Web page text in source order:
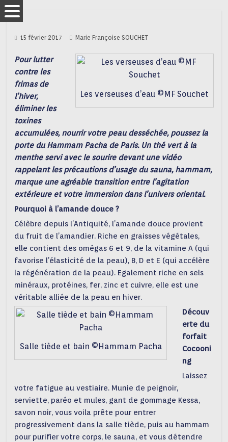
15 février 2017 Marie Françoise SOUCHET
Les verseuses d’eau ©MF Souchet
Pour lutter
contre les
frimas de
l’hiver,
éliminer les
toxines
accumulées, nourrir votre peau desséchée, poussez la
porte du Hammam Pacha de Paris. Un thé vert à la
menthe servi avec le sourire devant une vidéo
rappelant les précautions d’usage du sauna, hammam,
marque une agréable transition entre l’agitation
extérieure et votre immersion dans l’univers oriental.
Pourquoi à l’amande douce ?
Célèbre depuis l’Antiquité, l’amande douce provient
du fruit de l’amandier. Riche en graisses végétales,
elle contient des omégas 6 et 9, de la vitamine A (qui
favorise l’élasticité de la peau), B, D et E (qui accélère
la régénération de la peau). Egalement riche en sels
minéraux, protéines, fer, zinc et cuivre, elle est une
véritable alliée de la peau en hiver.
Salle tiède et bain ©Hammam Pacha
Découv
erte du
forfait
Cocooni
ng
Laissez
votre fatigue au vestiaire. Munie de peignoir,
serviette, paréo et mules, gant de gommage Kessa,
savon noir, vous voila prête pour entrer
progressivement dans la salle tiède, puis au hammam
pour purifier votre corps, le sauna, et vous détendre